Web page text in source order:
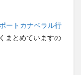
ートカナベラル行
まとめていますの